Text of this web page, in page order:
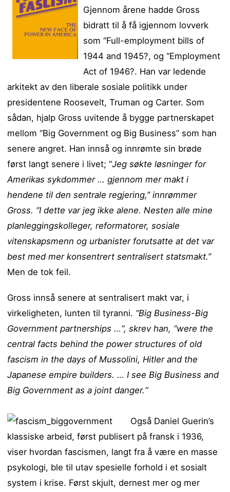
Gjennom årene hadde Gross
bidratt til å få igjennom lovverk
som “Full-employment bills of
1944 and 1945?, og “Employment
Act of 1946?. Han var ledende
arkitekt av den liberale sosiale politikk under
presidentene Roosevelt, Truman og Carter. Som
sådan, hjalp Gross uvitende å bygge partnerskapet
mellom “Big Government og Big Business” som han
senere angret. Han innså og innrømte sin brøde
først langt senere i livet; “Jeg søkte løsninger for
Amerikas sykdommer … gjennom mer makt i
hendene til den sentrale regjering,” innrømmer
Gross. “I dette var jeg ikke alene. Nesten alle mine
planleggingskolleger, reformatorer, sosiale
vitenskapsmenn og urbanister forutsatte at det var
best med mer konsentrert sentralisert statsmakt.”
Men de tok feil.
Gross innså senere at sentralisert makt var, i
virkeligheten, lunten til tyranni. “Big Business-Big
Government partnerships …“, skrev han, “were the
central facts behind the power structures of old
fascism in the days of Mussolini, Hitler and the
Japanese empire builders. … I see Big Business and
Big Government as a joint danger.“
Også Daniel Guerin’s
klassiske arbeid, først publisert på fransk i 1936,
viser hvordan fascismen, langt fra å være en masse
psykologi, ble til utav spesielle forhold i et sosialt
system i krise. Først skjult, dernest mer og mer